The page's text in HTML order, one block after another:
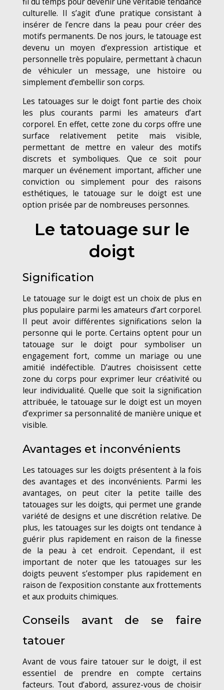
culturelle. Il s’agit d’une pratique consistant à
insérer de l’encre dans la peau pour créer des
motifs permanents. De nos jours, le tatouage est
devenu un moyen d’expression artistique et
personnelle très populaire, permettant à chacun
de véhiculer un message, une histoire ou
simplement d’embellir son corps.
Les tatouages sur le doigt font partie des choix
les plus courants parmi les amateurs d’art
corporel. En effet, cette zone du corps offre une
surface relativement petite mais visible,
permettant de mettre en valeur des motifs
discrets et symboliques. Que ce soit pour
marquer un événement important, afficher une
conviction ou simplement pour des raisons
esthétiques, le tatouage sur le doigt est une
option prisée par de nombreuses personnes.
Le tatouage sur le
doigt
Signification
Le tatouage sur le doigt est un choix de plus en
plus populaire parmi les amateurs d’art corporel.
Il peut avoir différentes significations selon la
personne qui le porte. Certains optent pour un
tatouage sur le doigt pour symboliser un
engagement fort, comme un mariage ou une
amitié indéfectible. D’autres choisissent cette
zone du corps pour exprimer leur créativité ou
leur individualité. Quelle que soit la signification
attribuée, le tatouage sur le doigt est un moyen
d’exprimer sa personnalité de manière unique et
visible.
Avantages et inconvénients
Les tatouages sur les doigts présentent à la fois
des avantages et des inconvénients. Parmi les
avantages, on peut citer la petite taille des
tatouages sur les doigts, qui permet une grande
variété de designs et une discrétion relative. De
plus, les tatouages sur les doigts ont tendance à
guérir plus rapidement en raison de la finesse
de la peau à cet endroit. Cependant, il est
important de noter que les tatouages sur les
doigts peuvent s’estomper plus rapidement en
raison de l’exposition constante aux frottements
et aux produits chimiques.
Conseils avant de se faire
tatouer
Avant de vous faire tatouer sur le doigt, il est
essentiel de prendre en compte certains
facteurs. Tout d’abord, assurez-vous de choisir